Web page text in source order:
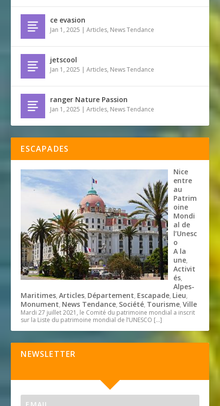
ce evasion
Jan 1, 2025 |Articles, News Tendance
jetscool
Jan 1, 2025 |Articles, News Tendance
ranger Nature Passion
Jan 1, 2025 |Articles, News Tendance
ESCAPADES
Nice
entre
au
Patrim
oine
Mondi
al de
l’Unesc
o
A la
une,
Activit
és,
Alpes-
Maritimes,Articles, Département, Escapade, Lieu,
Monument, News Tendance, Société, Tourisme,Ville
Mardi 27 juillet 2021, le Comité du patrimoine mondial a inscrit
sur la Liste du patrimoine mondial de l’UNESCO […]
NEWSLETTER